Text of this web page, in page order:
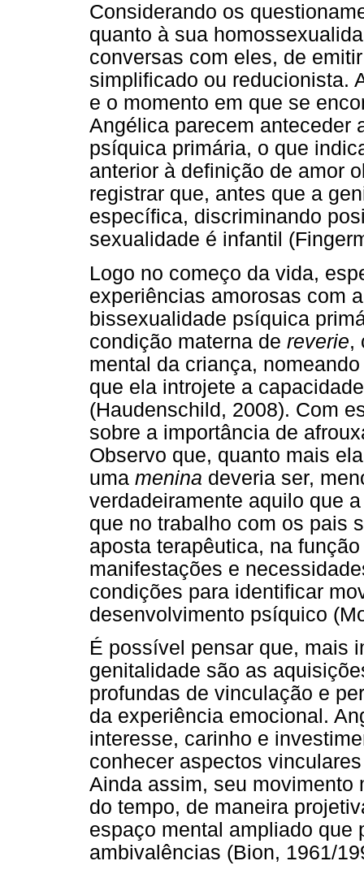
Considerando os
quanto à sua
conversas com eles, de
simplificado ou reducionista.
e o momento em que se
Angélica parecem anteceder
psíquica primária, o que
anterior à definição de amor
registrar que, antes que a
específica, discriminando
sexualidade é infantil
Logo no começo da vida,
experiências amorosas com
bissexualidade psíquica
condição materna de reverie,
mental da criança,
que ela introjete a
(Haudenschild, 2008). Com
sobre a importância de
Observo que, quanto mais
uma menina deveria ser,
verdadeiramente aquilo que
que no trabalho com os pais
aposta terapêutica, na
manifestações e
condições para identificar
desenvolvimento psíquico
É possível pensar que, mais
genitalidade são as
profundas de vinculação e
da experiência emocional.
interesse, carinho e
conhecer aspectos
Ainda assim, seu movimento
do tempo, de maneira
espaço mental ampliado que
ambivalências (Bion, 1961/